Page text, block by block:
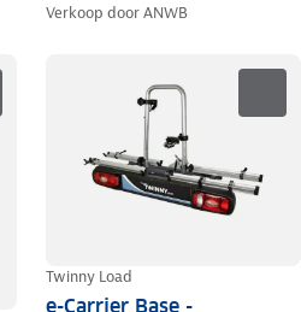
Verkoop doorANWB
Twinny Load
e-Carrier Base -